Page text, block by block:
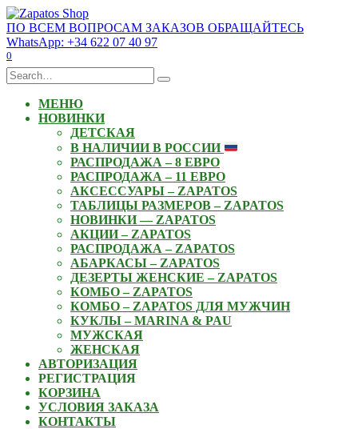
Skip
to
content
ПО ВСЕМ ВОПРОСАМ ЗАКАЗОВ ОБРАЩАЙТЕСЬ
WhatsApp: +34 622 07 40 97
0
Search
for:
МЕНЮ
НОВИНКИ
ДЕТСКАЯ
В НАЛИЧИИ В РОССИИ
РАСПРОДАЖА – 8 ЕВРО
РАСПРОДАЖА – 11 ЕВРО
АКСЕССУАРЫ – ZAPATOS
ТАБЛИЦЫ РАЗМЕРОВ – ZAPATOS
НОВИНКИ — ZAPATOS
АКЦИИ – ZAPATOS
РАСПРОДАЖА – ZAPATOS
АБАРКАСЫ – ZAPATOS
ДЕЗЕРТЫ ЖЕНСКИЕ – ZAPATOS
КОМБО – ZAPATOS
КОМБО – ZAPATOS ДЛЯ МУЖЧИН
КУКЛЫ – MARINA & PAU
МУЖСКАЯ
ЖЕНСКАЯ
АВТОРИЗАЦИЯ
РЕГИСТРАЦИЯ
КОРЗИНА
УСЛОВИЯ ЗАКАЗА
КОНТАКТЫ